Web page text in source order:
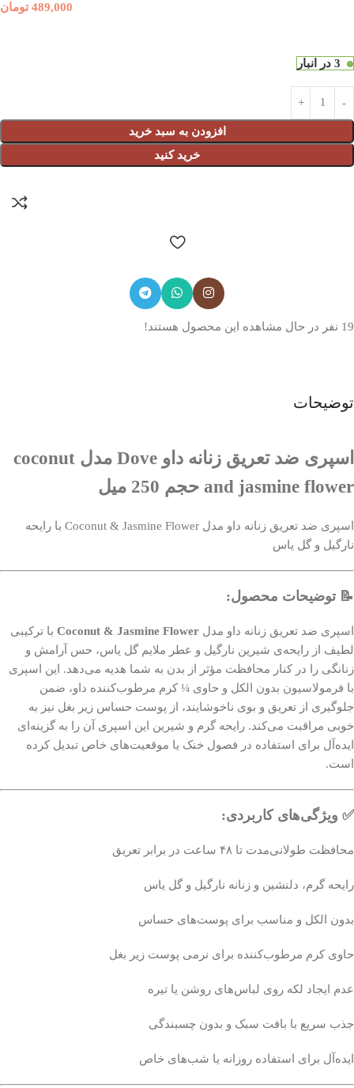
489,000 تومان
3 در انبار
افزودن به سبد خرید
خرید کنید
19 نفر در حال مشاهده این محصول هستند!
توضیحات
اسپری ضد تعریق زنانه داو Dove مدل coconut
and jasmine flower حجم 250 میل
اسپری ضد تعریق زنانه داو مدل Coconut & Jasmine Flower با رایحه
نارگیل و گل یاس
📝 توضیحات محصول:
اسپری ضد تعریق زنانه داو مدل Coconut & Jasmine Flower با ترکیبی
لطیف از رایحه‌ی شیرین نارگیل و عطر ملایم گل یاس، حس آرامش و
زنانگی را در کنار محافظت مؤثر از بدن به شما هدیه می‌دهد. این اسپری
با فرمولاسیون بدون الکل و حاوی ¼ کرم مرطوب‌کننده داو، ضمن
جلوگیری از تعریق و بوی ناخوشایند، از پوست حساس زیر بغل نیز به
خوبی مراقبت می‌کند. رایحه گرم و شیرین این اسپری آن را به گزینه‌ای
ایده‌آل برای استفاده در فصول خنک یا موقعیت‌های خاص تبدیل کرده
است.
✅ ویژگی‌های کاربردی:
محافظت طولانی‌مدت تا ۴۸ ساعت در برابر تعریق
رایحه گرم، دلنشین و زنانه نارگیل و گل یاس
بدون الکل و مناسب برای پوست‌های حساس
حاوی کرم مرطوب‌کننده برای نرمی پوست زیر بغل
عدم ایجاد لکه روی لباس‌های روشن یا تیره
جذب سریع با بافت سبک و بدون چسبندگی
ایده‌آل برای استفاده روزانه یا شب‌های خاص